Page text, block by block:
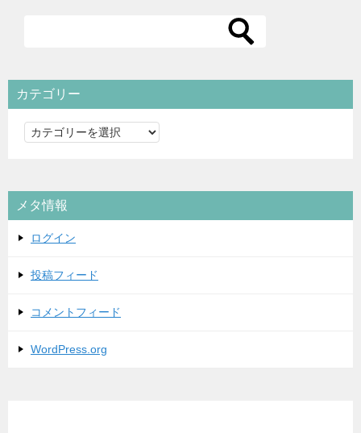
カテゴリー
カ
リ
ー
メタ情報
ログイン
投稿フィード
コメントフィード
WordPress.org